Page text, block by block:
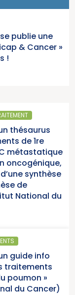
publie une
& Cancer »
!
thésaurus
de 1re
métastatique
oncogénique,
synthèse
de
National du
guide info
traitements
poumon »
du Cancer)